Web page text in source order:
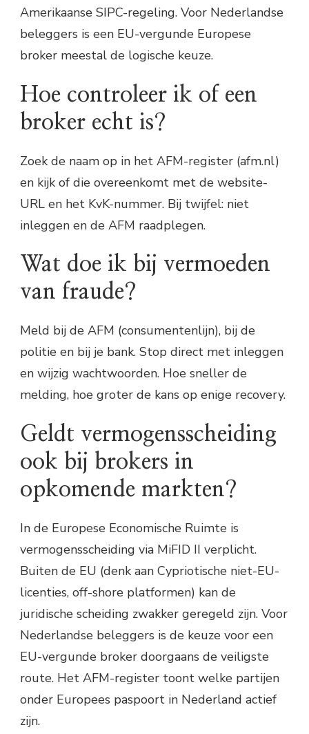
Amerikaanse SIPC-regeling. Voor Nederlandse
beleggers is een EU-vergunde Europese
broker meestal de logische keuze.
Hoe controleer ik of een
broker echt is?
Zoek de naam op in het AFM-register (afm.nl)
en kijk of die overeenkomt met de website-
URL en het KvK-nummer. Bij twijfel: niet
inleggen en de AFM raadplegen.
Wat doe ik bij vermoeden
van fraude?
Meld bij de AFM (consumentenlijn), bij de
politie en bij je bank. Stop direct met inleggen
en wijzig wachtwoorden. Hoe sneller de
melding, hoe groter de kans op enige recovery.
Geldt vermogensscheiding
ook bij brokers in
opkomende markten?
In de Europese Economische Ruimte is
vermogensscheiding via MiFID II verplicht.
Buiten de EU (denk aan Cypriotische niet-EU-
licenties, off-shore platformen) kan de
juridische scheiding zwakker geregeld zijn. Voor
Nederlandse beleggers is de keuze voor een
EU-vergunde broker doorgaans de veiligste
route. Het AFM-register toont welke partijen
onder Europees paspoort in Nederland actief
zijn.